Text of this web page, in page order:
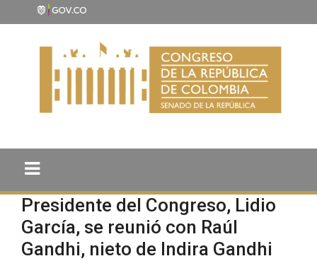
Presidente del Congreso, Lidio
García, se reunió con Raúl
Gandhi, nieto de Indira Gandhi